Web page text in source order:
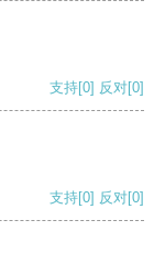
支持[0] 反对[0]
支持[0] 反对[0]